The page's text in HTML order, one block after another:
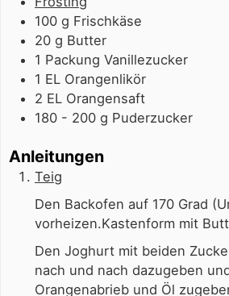
100 g Frischkäse
20 g Butter
1 Packung Vanillezucker
1 EL Orangenlikör
2 EL Orangensaft
180 - 200 g Puderzucker
Anleitungen
Teig
Den Backofen auf 170 Grad
vorheizen.Kastenform mit
Den Joghurt mit beiden
nach und nach dazugeben
Orangenabrieb und Öl